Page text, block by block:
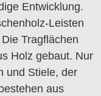
Entwicklung.
Leisten
Tragflächen
Holz gebaut. Nur
und Stiele, der
aus